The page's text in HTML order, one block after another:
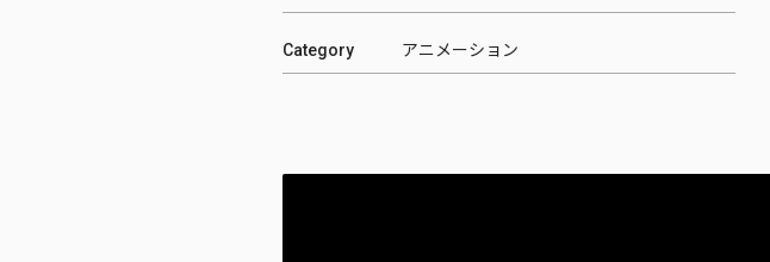
Category アニメーション